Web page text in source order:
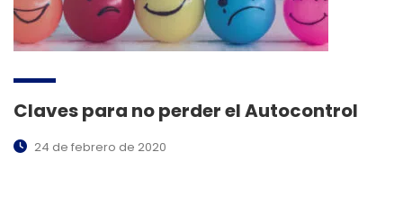
Claves para no perder el Autocontrol
24 de febrero de 2020